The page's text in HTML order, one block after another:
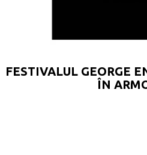
FESTIVALUL GEORGE
ÎN